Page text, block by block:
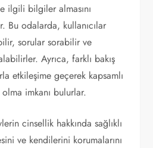
ilgili bilgiler almasını
Bu odalarda, kullanıcılar
sorular sorabilir ve
Ayrıca, farklı bakış
etkileşime geçerek kapsamlı
imkanı bulurlar.
cinsellik hakkında sağlıklı
ve kendilerini korumalarını